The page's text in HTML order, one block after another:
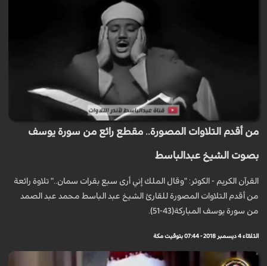
من أقدم التلاوات المصورة.. مقطع رائع من سورة يوسف
بصوت الشيخ عبدالباسط
القرآن الكريم - الكوثر: "وقال الملك إني أرى سبع بقرات سمان.." تلاوة رائعة
من أقدم التلاوات المصورة للقارئ الشيخ عبد الباسط محمد عبد الصمد
من سورة يوسف المباركة(43-51).
الثلاثاء 4 ديسمبر 2018 - 07:44 بتوقيت مكة